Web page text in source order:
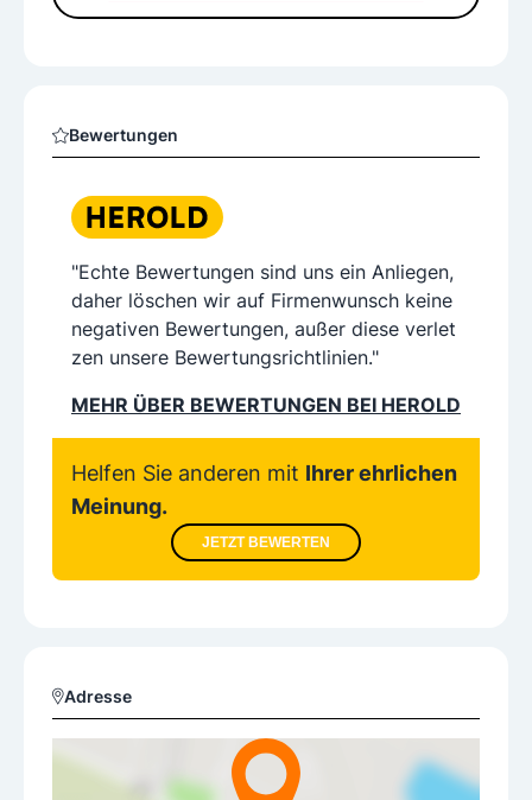
Bewertungen
"Echte Bewertungen sind uns ein Anliegen,
daher löschen wir auf Firmenwunsch keine
negativen Bewertungen, außer diese verlet
zen unsere Bewertungsrichtlinien."
MEHR ÜBER BEWERTUNGEN BEI HEROLD
Helfen Sie anderen mit Ihrer ehrlichen
Meinung.
JETZT BEWERTEN
Adresse